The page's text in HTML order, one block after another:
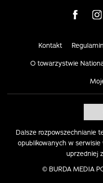
Visit us on
Kontakt Regulamin
O towarzystwie
Dalsze rozpowszechnianie
opublikowanych w
uprzedniej
© BURDA MEDIA